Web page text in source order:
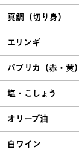
真鯛（切り身）
エリンギ
パプリカ（赤・黄）
塩・こしょう
オリーブ油
白ワイン